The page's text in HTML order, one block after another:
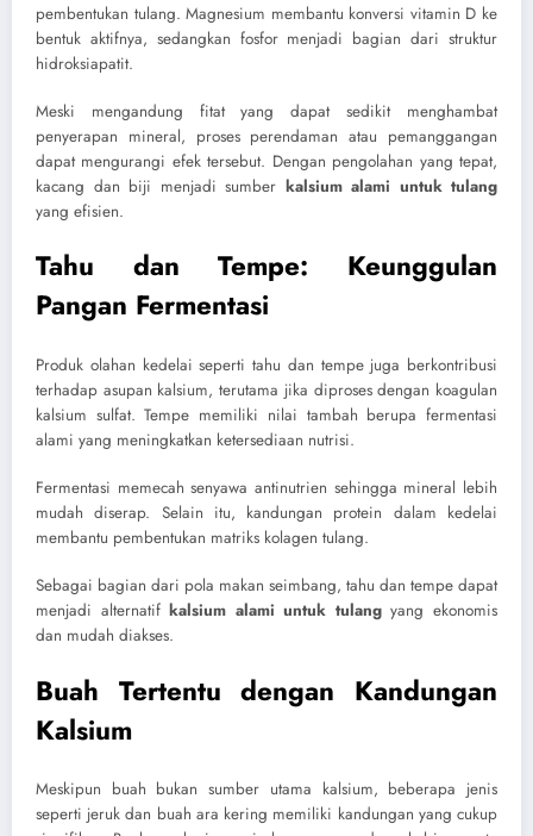
pembentukan tulang. Magnesium membantu konversi vitamin D ke
bentuk aktifnya, sedangkan fosfor menjadi bagian dari struktur
hidroksiapatit.
Meski mengandung fitat yang dapat sedikit menghambat
penyerapan mineral, proses perendaman atau pemanggangan
dapat mengurangi efek tersebut. Dengan pengolahan yang tepat,
kacang dan biji menjadi sumber kalsium alami untuk tulang
yang efisien.
Tahu dan Tempe: Keunggulan
Pangan Fermentasi
Produk olahan kedelai seperti tahu dan tempe juga berkontribusi
terhadap asupan kalsium, terutama jika diproses dengan koagulan
kalsium sulfat. Tempe memiliki nilai tambah berupa fermentasi
alami yang meningkatkan ketersediaan nutrisi.
Fermentasi memecah senyawa antinutrien sehingga mineral lebih
mudah diserap. Selain itu, kandungan protein dalam kedelai
membantu pembentukan matriks kolagen tulang.
Sebagai bagian dari pola makan seimbang, tahu dan tempe dapat
menjadi alternatifkalsium alami untuk tulangyang ekonomis
dan mudah diakses.
Buah Tertentu dengan Kandungan
Kalsium
Meskipun buah bukan sumber utama kalsium, beberapa jenis
seperti jeruk dan buah ara kering memiliki kandungan yang cukup